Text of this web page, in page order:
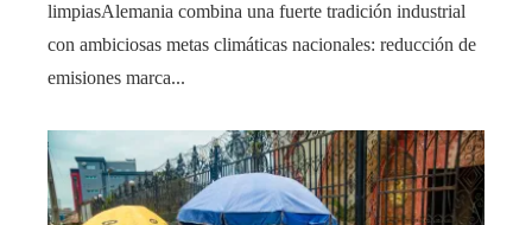
limpiasAlemania combina una fuerte tradición industrial
con ambiciosas metas climáticas nacionales: reducción de
emisiones marca...